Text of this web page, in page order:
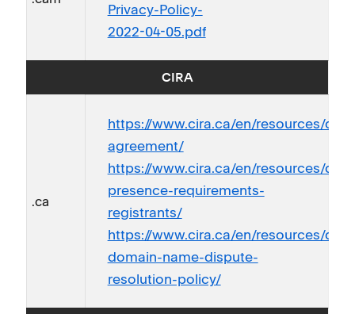
Privacy-Policy-
2022-04-05.pdf
CIRA
.ca
https://www.cira.ca/en/resources/
agreement/
https://www.cira.ca/en/resources/
presence-requirements-
registrants/
https://www.cira.ca/en/resources/
domain-name-dispute-
resolution-policy/